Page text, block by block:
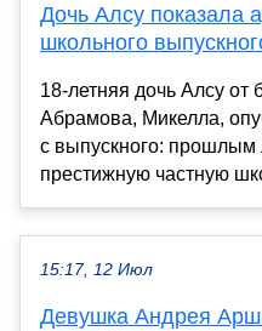
Дочь Алсу показала
школьного
18-летняя дочь Алсу от
Абрамова, Микелла,
с выпускного: прошлым
престижную частную
15:17, 12 Июл
Девушка Андрея